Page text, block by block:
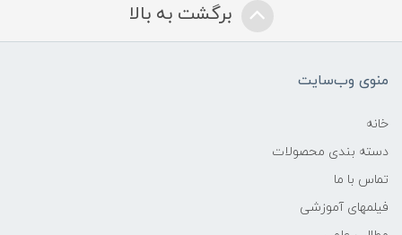
برگشت به بالا
منوی وب‌سایت
خانه
دسته بندی محصولات
تماس با ما
فیلمهای آموزشی